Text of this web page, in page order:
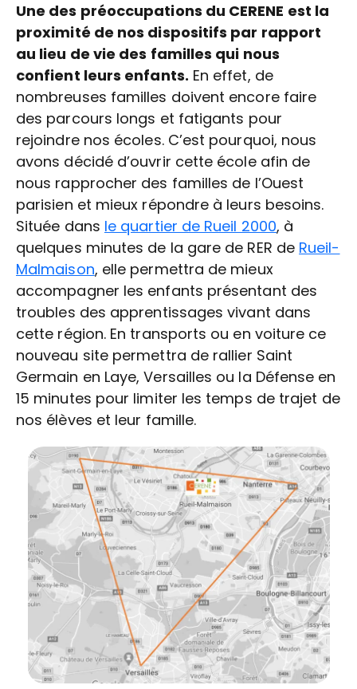
Une des préoccupations du CERENE est la
proximité de nos dispositifs par rapport
au lieu de vie des familles qui nous
confient leurs enfants. En effet, de
nombreuses familles doivent encore faire
des parcours longs et fatigants pour
rejoindre nos écoles. C’est pourquoi, nous
avons décidé d’ouvrir cette école afin de
nous rapprocher des familles de l’Ouest
parisien et mieux répondre à leurs besoins.
Située dans le quartier de Rueil 2000, à
quelques minutes de la gare de RER de Rueil-
Malmaison, elle permettra de mieux
accompagner les enfants présentant des
troubles des apprentissages vivant dans
cette région. En transports ou en voiture ce
nouveau site permettra de rallier Saint
Germain en Laye, Versailles ou la Défense en
15 minutes pour limiter les temps de trajet de
nos élèves et leur famille.